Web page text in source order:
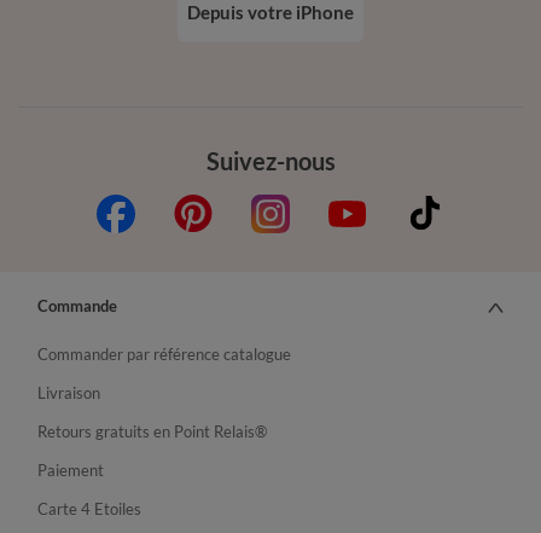
Suivez-nous
Depuis votre iPhone
Commande
Commander par référence catalogue
Livraison
Retours gratuits en Point Relais®
Paiement
Carte 4 Etoiles